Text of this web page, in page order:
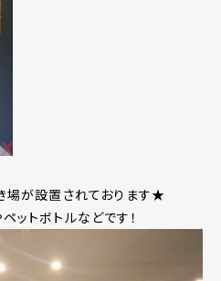
場が設置されております★
ットボトルなどです！